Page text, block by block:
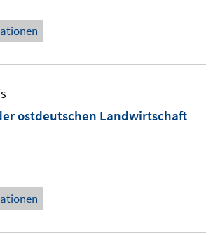
ostdeutschen Landwirtschaft